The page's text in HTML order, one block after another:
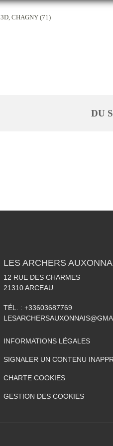
3D, CHAGNY (71)
DU
LES ARCHERS
12 RUE DES CHARMES
21310ARCEAU
TÉL. : +33603687769
INFORMATIONS LÉGALES
SIGNALER UN CONTENU
CHARTE COOKIES
GESTION DES COOKIES